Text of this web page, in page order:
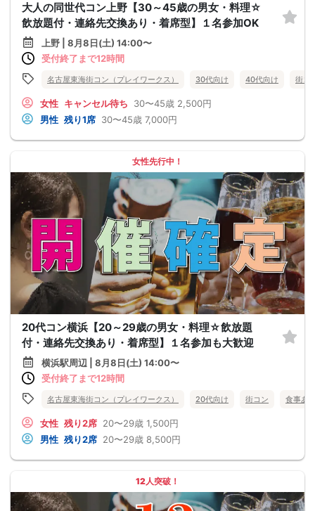
大人の同世代コン上野【30～45歳の男女・料理☆
飲放題付・連絡先交換あり・着席型】１名参加OK
上野 | 8月8日(土) 14:00〜
受付終了まで12時間
名古屋東海街コン（プレイワークス） 30代向け 40代向け 街コ
女性 キャンセル待ち 30〜45歳 2,500円
男性 残り1席 30〜45歳 7,000円
女性先行中！
20代コン横浜【20～29歳の男女・料理☆飲放題
付・連絡先交換あり・着席型】１名参加も大歓迎
横浜駅周辺 | 8月8日(土) 14:00〜
受付終了まで12時間
名古屋東海街コン（プレイワークス） 20代向け 街コン 食事あ
女性 残り2席 20〜29歳 1,500円
男性 残り2席 20〜29歳 8,500円
12人突破！